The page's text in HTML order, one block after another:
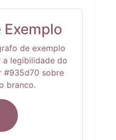
de exemplo
a legibilidade do
#935d70 sobre
branco.